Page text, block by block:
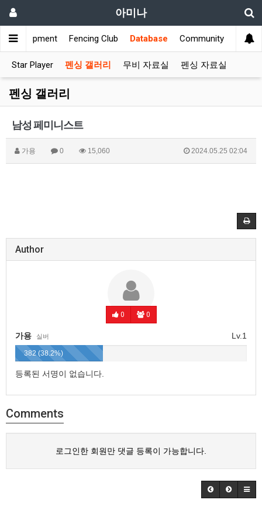
아미나
Equipment Fencing Club Database Community
Star Player 펜싱 갤러리 무비 자료실 펜싱 자료실
펜싱 갤러리
남성 페미니스트
가용 0 15,060 2024.05.25 02:04
Author
0 0
Lv.1
가용 실버
382 (38.2%)
등록된 서명이 없습니다.
Comments
로그인한 회원만 댓글 등록이 가능합니다.